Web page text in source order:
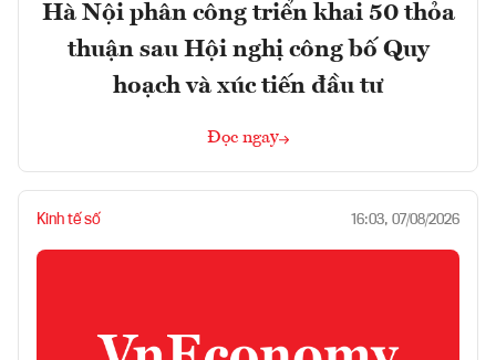
Hà Nội phân công triển khai 50 thỏa
thuận sau Hội nghị công bố Quy
hoạch và xúc tiến đầu tư
Đọc ngay
Kinh tế số 16:03, 07/08/2026